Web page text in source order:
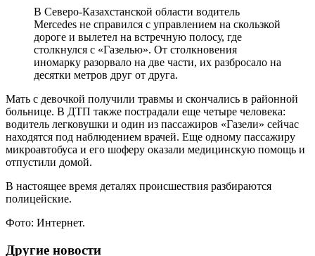
В Северо-Казахстанской области водитель
Mercedes не справился с управлением на скользкой
дороге и вылетел на встречную полосу, где
столкнулся с «Газелью». От столкновения
иномарку разорвало на две части, их разбросало на
десятки метров друг от друга.
Мать с девочкой получили травмы и скончались в районной
больнице. В ДТП также пострадали еще четыре человека:
водитель легковушки и один из пассажиров «Газели» сейчас
находятся под наблюдением врачей. Еще одному пассажиру
микроавтобуса и его шоферу оказали медицинскую помощь и
отпустили домой.
В настоящее время деталях происшествия разбираются
полицейские.
Фото: Интернет.
Другие новости